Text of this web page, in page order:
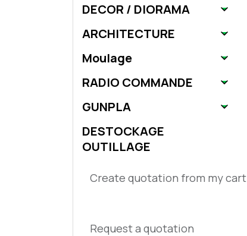
DECOR / DIORAMA
ARCHITECTURE
Moulage
RADIO COMMANDE
GUNPLA
DESTOCKAGE
OUTILLAGE
Create quotation from my cart
Request a quotation